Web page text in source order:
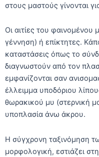
στους μαστούς γίνονται
Οι αιτίες του φαινομένου
γέννηση) ή επίκτητες.
καταστάσεις όπως το
διαγνωστούν από τον
εμφανίζονται σαν
έλλειμμα υποδόριου
θωρακικού μυ (στερνική
υποπλασία άνω άκρου.
Η σύγχρονη ταξινόμηση
μορφολογική, εστιάζει